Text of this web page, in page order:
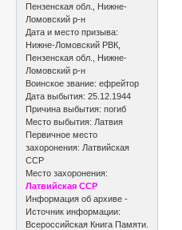
Пензенская обл., Нижне-
Ломовский р-н
Дата и место призыва:
Нижне-Ломовский РВК,
Пензенская обл., Нижне-
Ломовский р-н
Воинское звание: ефрейтор
Дата выбытия: 25.12.1944
Причина выбытия: погиб
Место выбытия: Латвия
Первичное место
захоронения: Латвийская
ССР
Место захоронения:
Латвийская ССР
Информация об архиве -
Источник информации:
Всероссийская Книга Памяти.